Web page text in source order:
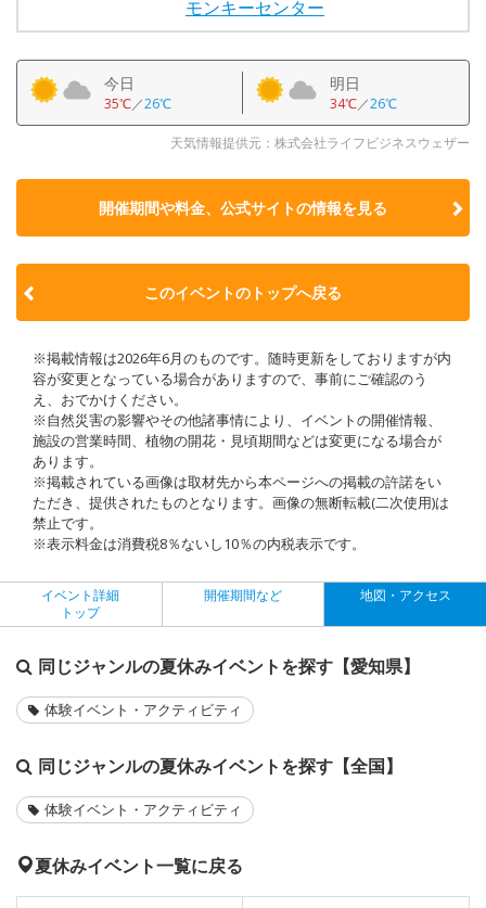
モンキーセンター
今日
35℃／26℃
明日
34℃／26℃
天気情報提供元：株式会社ライフビジネスウェザー
開催期間や料金、公式サイトの情報を見る
このイベントのトップへ戻る
※掲載情報は2026年6月のものです。随時更新をしておりますが内
容が変更となっている場合がありますので、事前にご確認のう
え、おでかけください。
※自然災害の影響やその他諸事情により、イベントの開催情報、
施設の営業時間、植物の開花・見頃期間などは変更になる場合が
あります。
※掲載されている画像は取材先から本ページへの掲載の許諾をい
ただき、提供されたものとなります。画像の無断転載(二次使用)は
禁止です。
※表示料金は消費税8％ないし10％の内税表示です。
イベント詳細
トップ
開催期間など 地図・アクセス
同じジャンルの夏休みイベントを探す【愛知県】
体験イベント・アクティビティ
同じジャンルの夏休みイベントを探す【全国】
体験イベント・アクティビティ
夏休みイベント一覧に戻る